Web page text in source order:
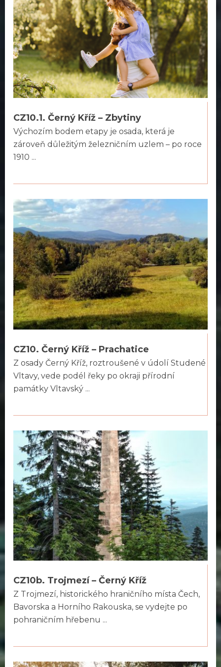
CZ10.1. Černý Kříž – Zbytiny
Výchozím bodem etapy je osada, která je
zároveň důležitým železničním uzlem – po roce
1910 ...
CZ10. Černý Kříž – Prachatice
Z osady Černý Kříž, roztroušené v údolí Studené
Vltavy, vede podél řeky po okraji přírodní
památky Vltavský ...
CZ10b. Trojmezí – Černý Kříž
Z Trojmezí, historického hraničního místa Čech,
Bavorska a Horního Rakouska, se vydejte po
pohraničním hřebenu ...